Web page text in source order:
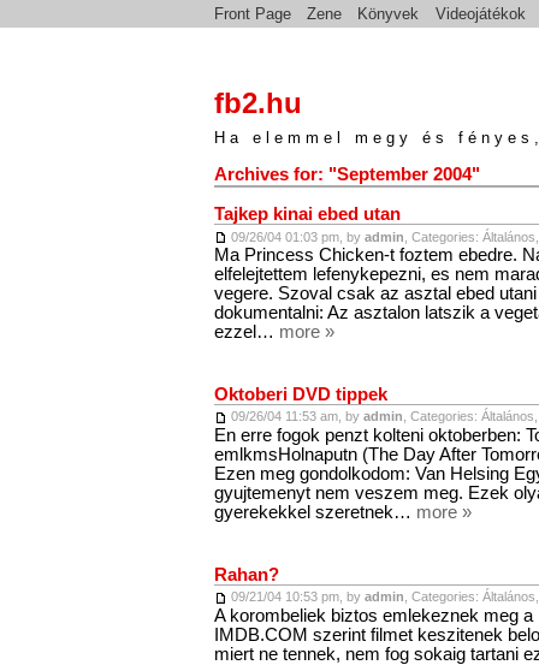
Front Page Zene Könyvek Videojátékok
fb2.hu
Ha elemmel megy és
Archives for: "September 2004"
Tajkep kinai ebed utan
09/26/04 01:03 pm, by admin , Categories: Általános
Ma Princess Chicken-t foztem ebedre.
elfelejtettem lefenykepezni, es nem
vegere. Szoval csak az asztal ebed
dokumentalni: Az asztalon latszik a
ezzel… more »
Oktoberi DVD tippek
09/26/04 11:53 am, by admin, Categories: Általános
En erre fogok penzt kolteni oktoberben:
emlkmsHolnaputn (The Day After
Ezen meg gondolkodom: Van Helsing
gyujtemenyt nem veszem meg. Ezek
gyerekekkel szeretnek… more »
Rahan?
09/21/04 10:53 pm, by admin , Categories: Általános
A korombeliek biztos emlekeznek meg a
IMDB.COM szerint filmet keszitenek
miert ne tennek, nem fog sokaig tartani